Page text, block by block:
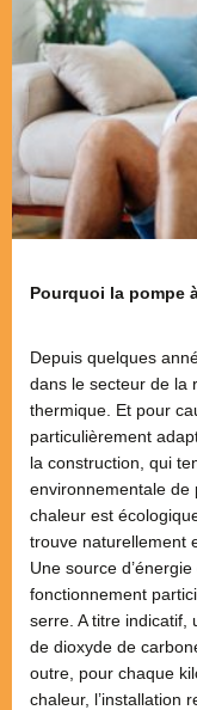
Pourquoi la pompe
Depuis quelques
dans le secteur de la
thermique. Et pour
particulièrement
la construction, qui
environnementale de
chaleur est
trouve naturellement
Une source
fonctionnement
serre. A titre indicatif,
de dioxyde de
outre, pour chaque
chaleur, l’installation